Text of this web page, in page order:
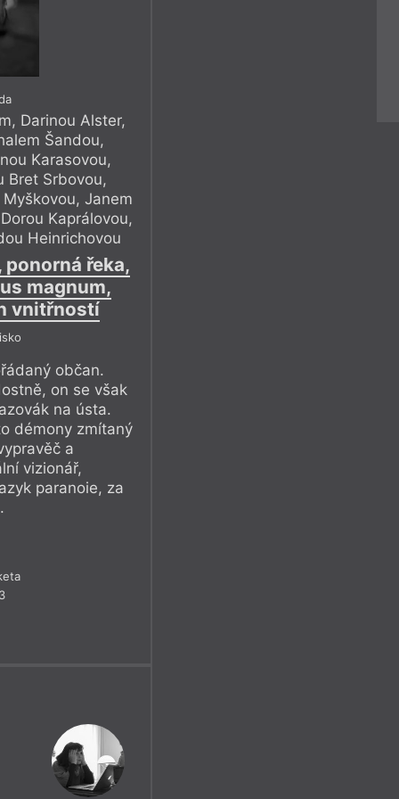
Darinou Alster,
Šandou,
Karasovou,
Bret Srbovou,
Janem
Kaprálovou,
Heinrichovou
řeka,
magnum,
vnitřností
občan.
on se však
na ústa.
démony zmítaný
a
vizionář,
paranoie, za